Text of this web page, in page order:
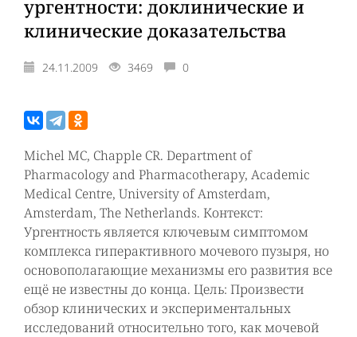
ургентности: доклинические и
клинические доказательства
24.11.2009 3469 0
Michel MC, Chapple CR. Department of
Pharmacology and Pharmacotherapy, Academic
Medical Centre, University of Amsterdam,
Amsterdam, The Netherlands. Контекст:
Ургентность является ключевым симптомом
комплекса гиперактивного мочевого пузыря, но
основополагающие механизмы его развития все
ещё не известны до конца. Цель: Произвести
обзор клинических и экспериментальных
исследований относительно того, как мочевой